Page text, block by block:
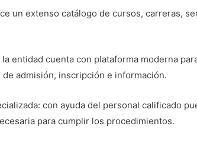
un extenso catálogo de cursos, carreras,
entidad cuenta con plataforma moderna
admisión, inscripción e información.
con ayuda del personal calificado
para cumplir los procedimientos.